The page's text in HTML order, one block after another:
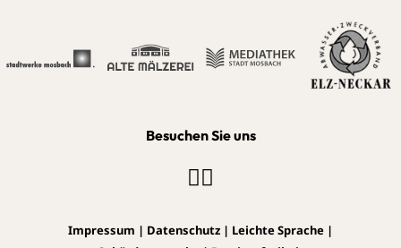
Besuchen Sie uns
Impressum | Datenschutz | Leichte Sprache |